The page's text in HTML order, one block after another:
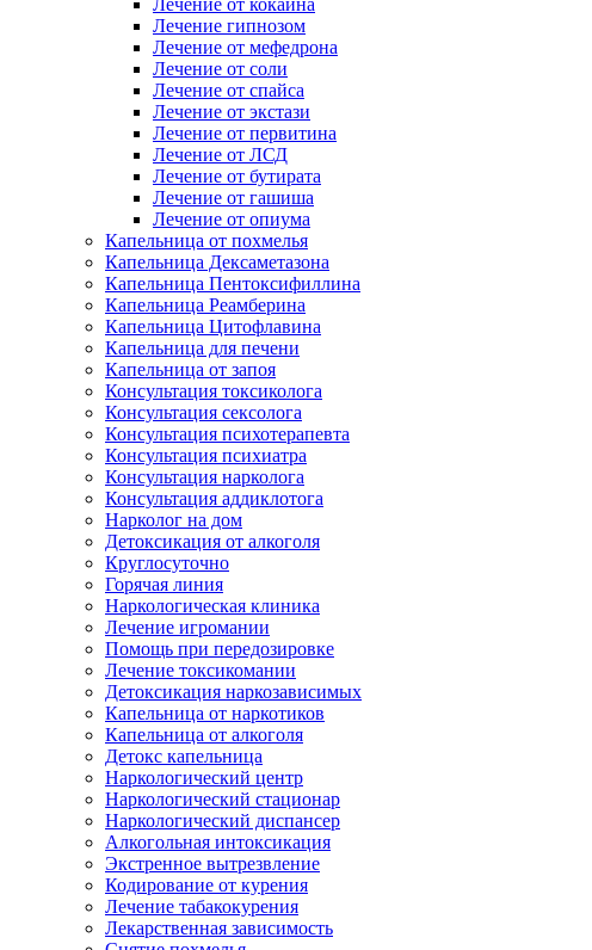
Лечение от кокаина
Лечение гипнозом
Лечение от мефедрона
Лечение от соли
Лечение от спайса
Лечение от экстази
Лечение от первитина
Лечение от ЛСД
Лечение от бутирата
Лечение от гашиша
Лечение от опиума
Капельница от похмелья
Капельница Дексаметазона
Капельница Пентоксифиллина
Капельница Реамберина
Капельница Цитофлавина
Капельница для печени
Капельница от запоя
Консультация токсиколога
Консультация сексолога
Консультация психотерапевта
Консультация психиатра
Консультация нарколога
Консультация аддиклотога
Нарколог на дом
Детоксикация от алкоголя
Круглосуточно
Горячая линия
Наркологическая клиника
Лечение игромании
Помощь при передозировке
Лечение токсикомании
Детоксикация наркозависимых
Капельница от наркотиков
Капельница от алкоголя
Детокс капельница
Наркологический центр
Наркологический стационар
Наркологический диспансер
Алкогольная интоксикация
Экстренное вытрезвление
Кодирование от курения
Лечение табакокурения
Лекарственная зависимость